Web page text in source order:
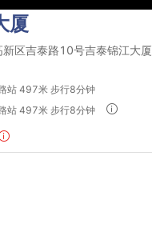
厦
新区吉泰路10号吉泰锦江大厦
站 497米 步行8分钟
站 497米 步行8分钟